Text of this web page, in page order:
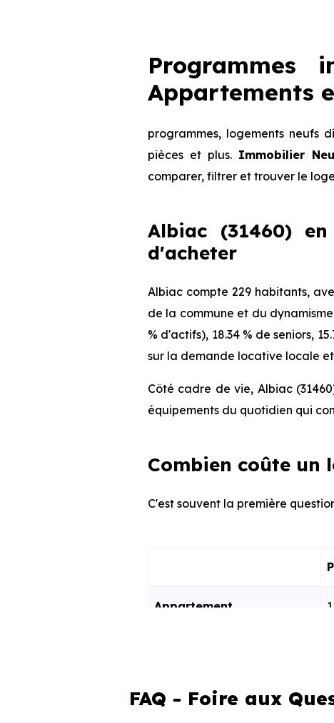
Programmes
Appartements
programmes, logements neufs
pièces et plus. Immobilier
comparer, filtrer et trouver le
Albiac (31460)
d'acheter
Albiac compte 229 habitants,
de la commune et du
% d'actifs), 18.34 % de seniors,
sur la demande locative locale
Côté cadre de vie, Albiac
équipements du quotidien qui
Combien coûte un
C'est souvent la première
Appartement
Ces prix varient selon la
FAQ - Foire aux